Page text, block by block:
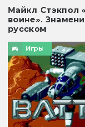
Майкл Стэкпол
воине».
русском
Игры